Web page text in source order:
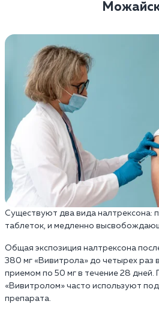
Существуют два вида налтрексона:
таблеток, и медленно
Общая экспозиция налтрексона
380 мг «Вивитрола» до четырех раз
приемом по 50 мг в течение 28 дней.
«Вивитролом» часто используют
препарата.